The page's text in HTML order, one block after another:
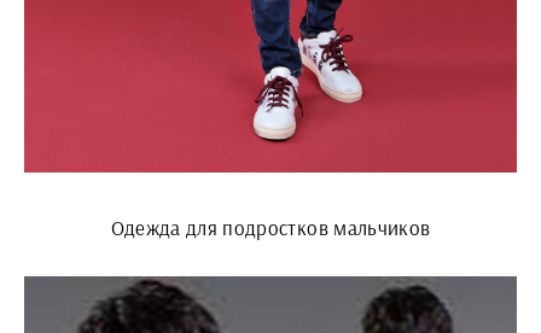
Одежда для подростков мальчиков